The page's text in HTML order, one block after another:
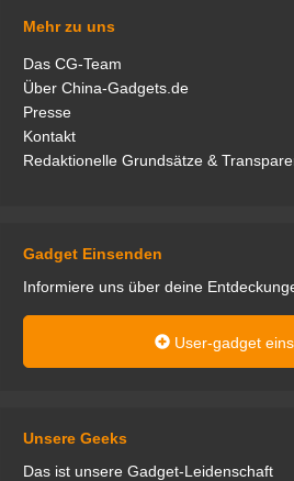
Mehr zu uns
Das CG-Team
Über China-Gadgets.de
Presse
Kontakt
Redaktionelle Grundsätze &
Gadget Einsenden
Informiere uns über deine
User-gadget
Unsere Geeks
Das ist unsere Gadget-Leidenschaft